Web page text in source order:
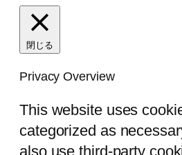
閉じる
Privacy Overview
This website uses
categorized as
also use third-party